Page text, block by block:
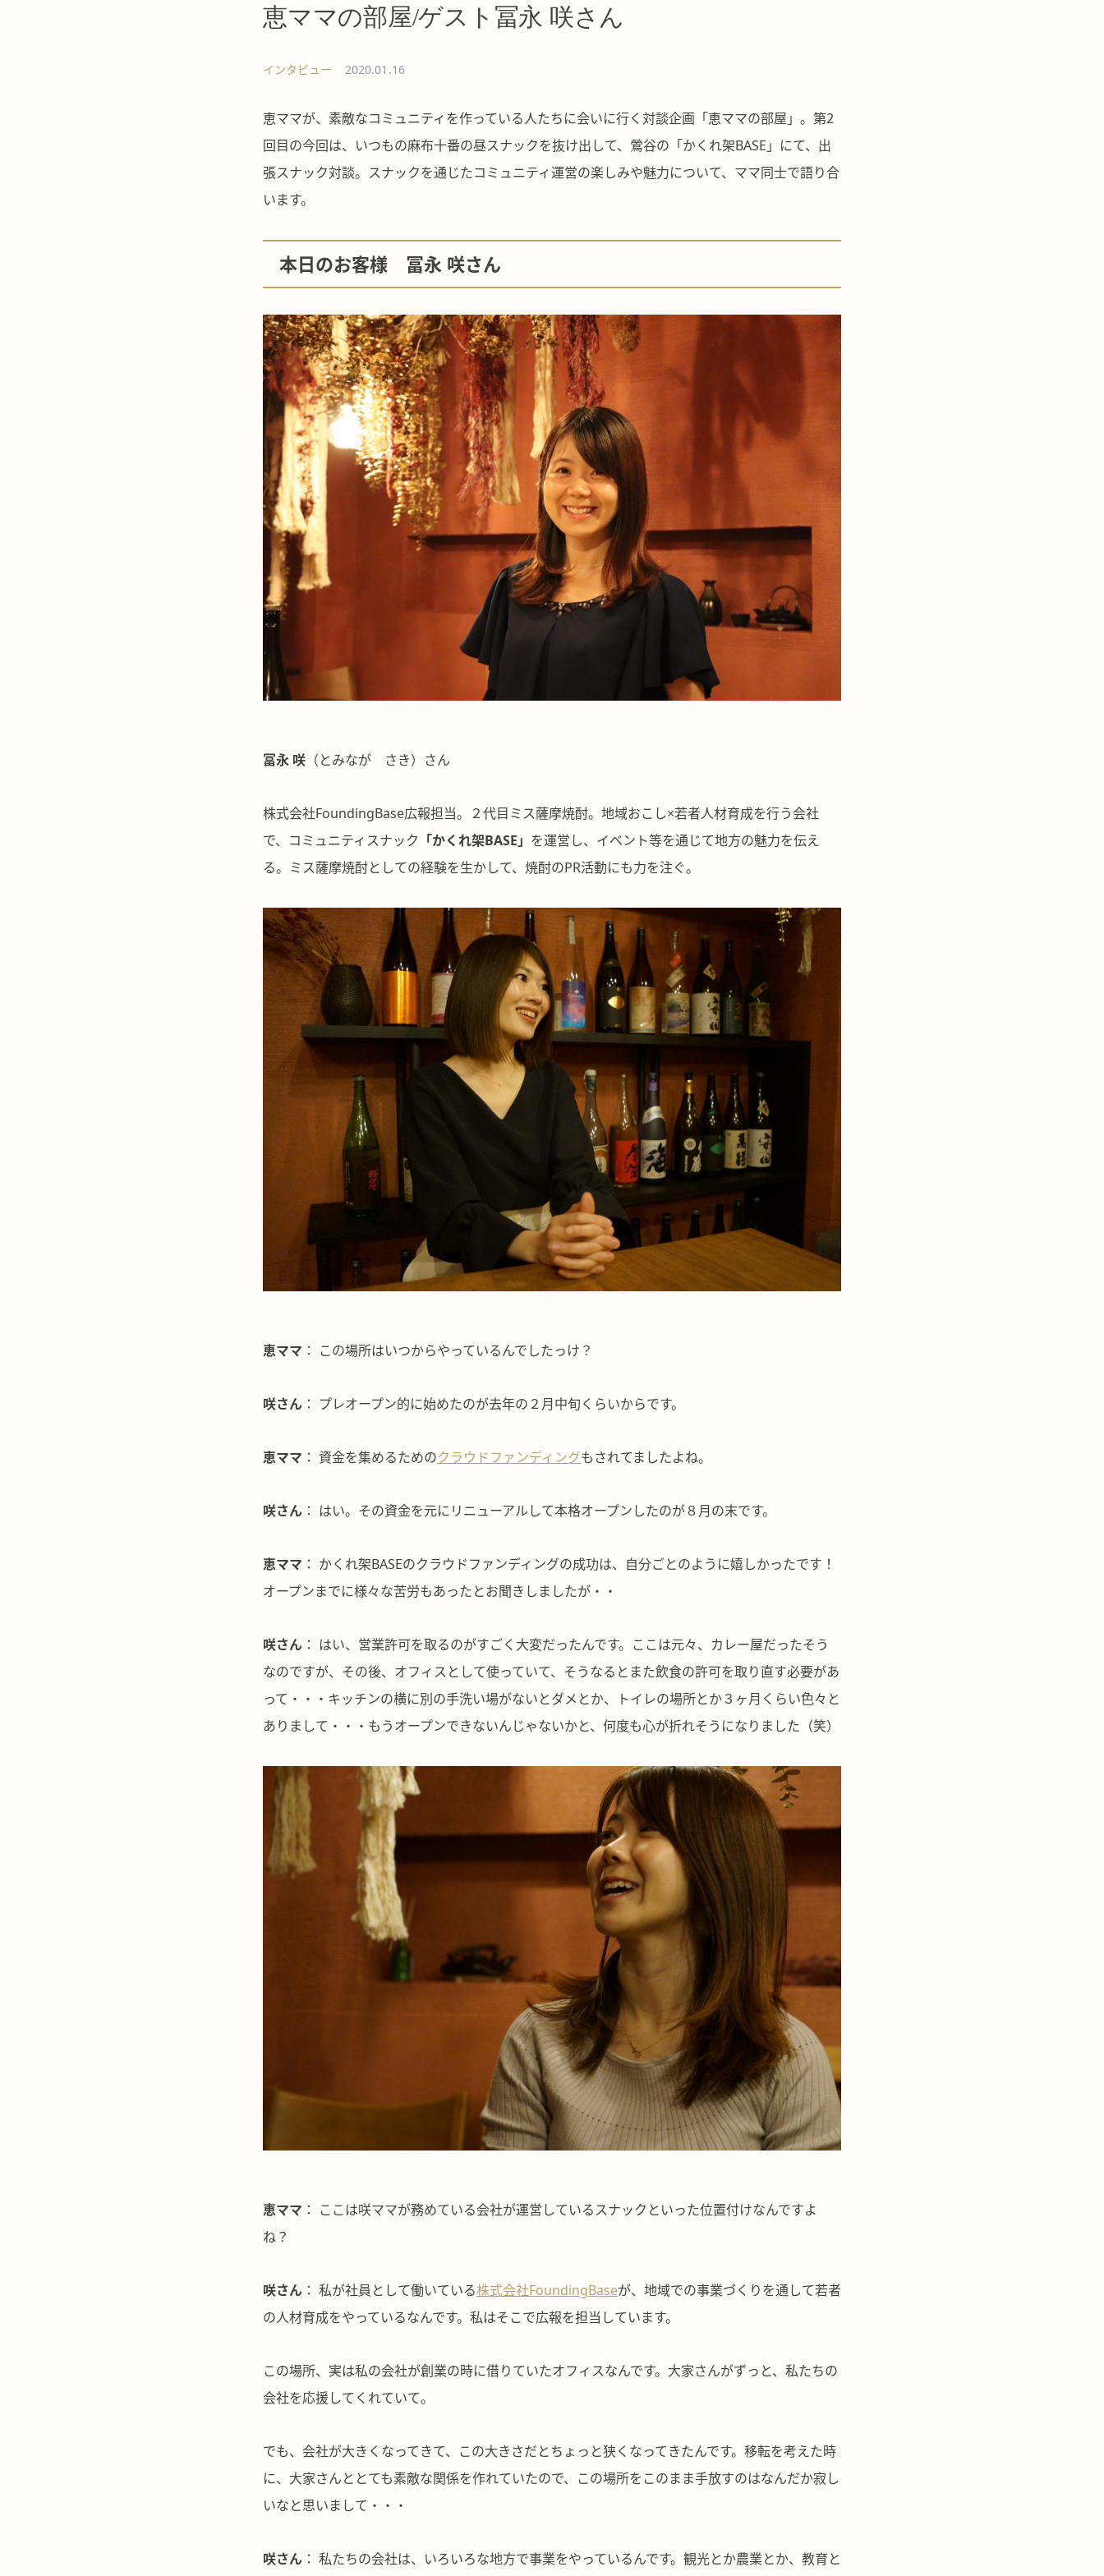
恵ママの部屋/ゲスト冨永 咲さん
インタビュー 2020.01.16
恵ママが、素敵なコミュニティを作っている人たちに会いに行く対談企画「恵ママの部屋」。第2
回目の今回は、いつもの麻布十番の昼スナックを抜け出して、鶯谷の「かくれ架BASE」にて、出
張スナック対談。スナックを通じたコミュニティ運営の楽しみや魅力について、ママ同士で語り合
います。
本日のお客様 冨永 咲さん
冨永 咲 （とみなが さき）さん
株式会社FoundingBase広報担当。２代目ミス薩摩焼酎。地域おこし×若者人材育成を行う会社
で、コミュニティスナック 「かくれ架BASE」 を運営し、イベント等を通じて地方の魅力を伝え
る。ミス薩摩焼酎としての経験を生かして、焼酎のPR活動にも力を注ぐ。
恵ママ ： この場所はいつからやっているんでしたっけ？
咲さん ： プレオープン的に始めたのが去年の２月中旬くらいからです。
恵ママ ： 資金を集めるためのクラウドファンディングもされてましたよね。
咲さん ： はい。その資金を元にリニューアルして本格オープンしたのが８月の末です。
恵ママ ： かくれ架BASEのクラウドファンディングの成功は、自分ごとのように嬉しかったです！
オープンまでに様々な苦労もあったとお聞きしましたが・・
咲さん ： はい、営業許可を取るのがすごく大変だったんです。ここは元々、カレー屋だったそう
なのですが、その後、オフィスとして使っていて、そうなるとまた飲食の許可を取り直す必要があ
って・・・キッチンの横に別の手洗い場がないとダメとか、トイレの場所とか３ヶ月くらい色々と
ありまして・・・もうオープンできないんじゃないかと、何度も心が折れそうになりました（笑）
恵ママ ： ここは咲ママが務めている会社が運営しているスナックといった位置付けなんですよ
ね？
咲さん ： 私が社員として働いている株式会社FoundingBaseが、地域での事業づくりを通して若者
の人材育成をやっているなんです。私はそこで広報を担当しています。
この場所、実は私の会社が創業の時に借りていたオフィスなんです。大家さんがずっと、私たちの
会社を応援してくれていて。
でも、会社が大きくなってきて、この大きさだとちょっと狭くなってきたんです。移転を考えた時
に、大家さんととても素敵な関係を作れていたので、この場所をこのまま手放すのはなんだか寂し
いなと思いまして・・・
咲さん ： 私たちの会社は、いろいろな地方で事業をやっているんです。観光とか農業とか、教育と